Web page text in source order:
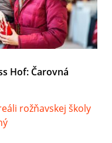
Hof: Čarovná